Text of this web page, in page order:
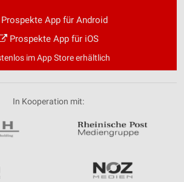
App für Android
Prospekte App für iOS
im App Store erhältlich
In Kooperation mit: